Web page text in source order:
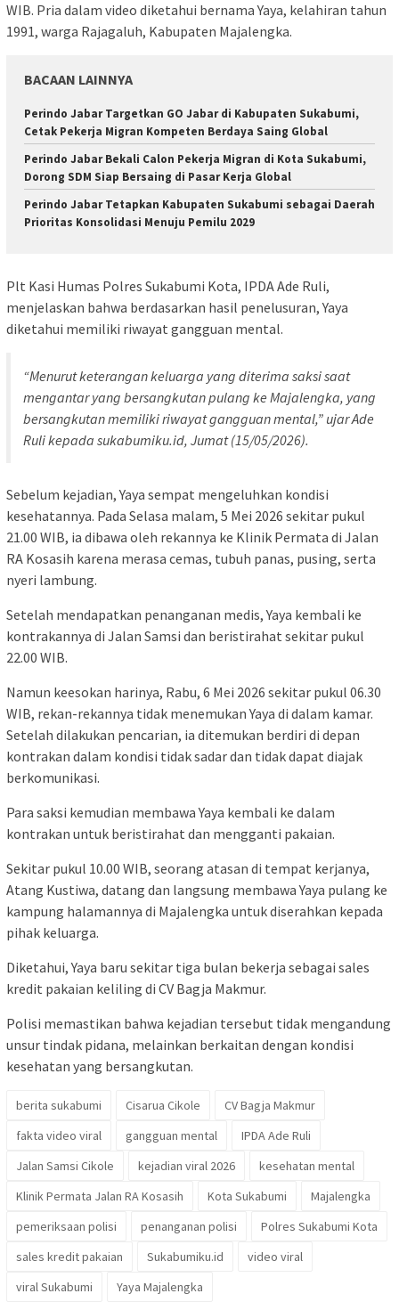
WIB. Pria dalam video diketahui bernama Yaya, kelahiran tahun
1991, warga Rajagaluh, Kabupaten Majalengka.
BACAAN LAINNYA
Perindo Jabar Targetkan GO Jabar di Kabupaten Sukabumi,
Cetak Pekerja Migran Kompeten Berdaya Saing Global
Perindo Jabar Bekali Calon Pekerja Migran di Kota Sukabumi,
Dorong SDM Siap Bersaing di Pasar Kerja Global
Perindo Jabar Tetapkan Kabupaten Sukabumi sebagai Daerah
Prioritas Konsolidasi Menuju Pemilu 2029
Plt Kasi Humas Polres Sukabumi Kota, IPDA Ade Ruli,
menjelaskan bahwa berdasarkan hasil penelusuran, Yaya
diketahui memiliki riwayat gangguan mental.
“Menurut keterangan keluarga yang diterima saksi saat
mengantar yang bersangkutan pulang ke Majalengka, yang
bersangkutan memiliki riwayat gangguan mental,” ujar Ade
Ruli kepada sukabumiku.id, Jumat (15/05/2026).
Sebelum kejadian, Yaya sempat mengeluhkan kondisi
kesehatannya. Pada Selasa malam, 5 Mei 2026 sekitar pukul
21.00 WIB, ia dibawa oleh rekannya ke Klinik Permata di Jalan
RA Kosasih karena merasa cemas, tubuh panas, pusing, serta
nyeri lambung.
Setelah mendapatkan penanganan medis, Yaya kembali ke
kontrakannya di Jalan Samsi dan beristirahat sekitar pukul
22.00 WIB.
Namun keesokan harinya, Rabu, 6 Mei 2026 sekitar pukul 06.30
WIB, rekan-rekannya tidak menemukan Yaya di dalam kamar.
Setelah dilakukan pencarian, ia ditemukan berdiri di depan
kontrakan dalam kondisi tidak sadar dan tidak dapat diajak
berkomunikasi.
Para saksi kemudian membawa Yaya kembali ke dalam
kontrakan untuk beristirahat dan mengganti pakaian.
Sekitar pukul 10.00 WIB, seorang atasan di tempat kerjanya,
Atang Kustiwa, datang dan langsung membawa Yaya pulang ke
kampung halamannya di Majalengka untuk diserahkan kepada
pihak keluarga.
Diketahui, Yaya baru sekitar tiga bulan bekerja sebagai sales
kredit pakaian keliling di CV Bagja Makmur.
Polisi memastikan bahwa kejadian tersebut tidak mengandung
unsur tindak pidana, melainkan berkaitan dengan kondisi
kesehatan yang bersangkutan.
berita sukabumi Cisarua Cikole
CV Bagja Makmur
fakta video viral
gangguan mental
IPDA Ade Ruli
Jalan Samsi Cikole
kejadian viral 2026
kesehatan mental
Klinik Permata Jalan RA Kosasih
Kota Sukabumi
Majalengka
pemeriksaan polisi
penanganan polisi
Polres Sukabumi Kota
sales kredit pakaian
Sukabumiku.id
video viral
viral Sukabumi
Yaya Majalengka